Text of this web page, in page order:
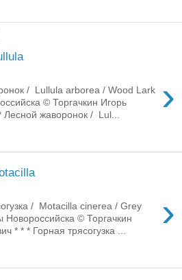
›
/ Lullula arborea / Wood Lark
© Торгачкин Игорь
Лесной жаворонок / Lul...
›
/ Motacilla cinerea / Grey
Новороссийска © Торгачкин
* * * Горная трясогузка ...